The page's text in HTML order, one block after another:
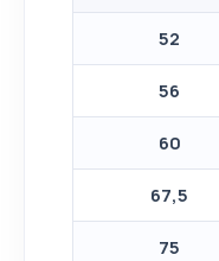
52
56
60
67,5
75